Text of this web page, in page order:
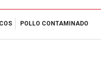
POLLO CONTAMINADO